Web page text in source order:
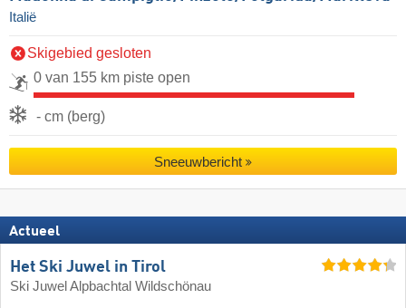
Italië
Skigebied gesloten
0 van 155 km piste open
- cm (berg)
Sneeuwbericht
Actueel
Het Ski Juwel in Tirol
Ski Juwel Alpbachtal Wildschönau